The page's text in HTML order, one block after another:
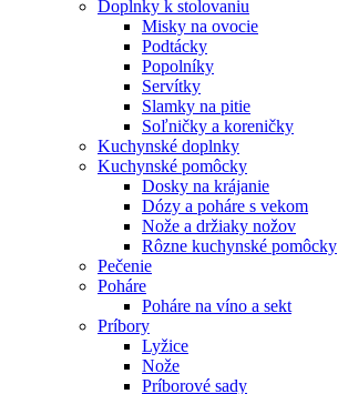
Doplnky k stolovaniu
Misky na ovocie
Podtácky
Popolníky
Servítky
Slamky na pitie
Soľničky a koreničky
Kuchynské doplnky
Kuchynské pomôcky
Dosky na krájanie
Dózy a poháre s vekom
Nože a držiaky nožov
Rôzne kuchynské pomôcky
Pečenie
Poháre
Poháre na víno a sekt
Príbory
Lyžice
Nože
Príborové sady